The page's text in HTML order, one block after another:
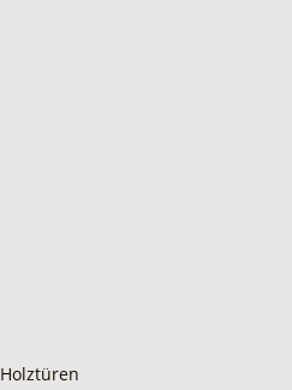
Holztüren